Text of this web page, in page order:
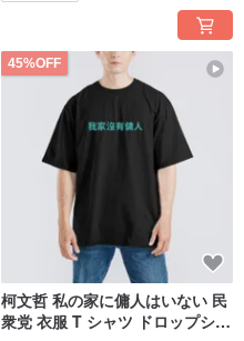
45%OFF
柯文哲 私の家に傭人はいない 民
衆党 衣服 T シャツ ドロップショ